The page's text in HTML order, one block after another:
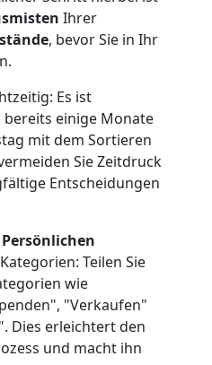
Ihrer
, bevor Sie in Ihr
Es ist
einige Monate
mit dem Sortieren
Sie Zeitdruck
Entscheidungen
Persönlichen
Teilen Sie
wie
"Verkaufen"
Dies erleichtert den
und macht ihn